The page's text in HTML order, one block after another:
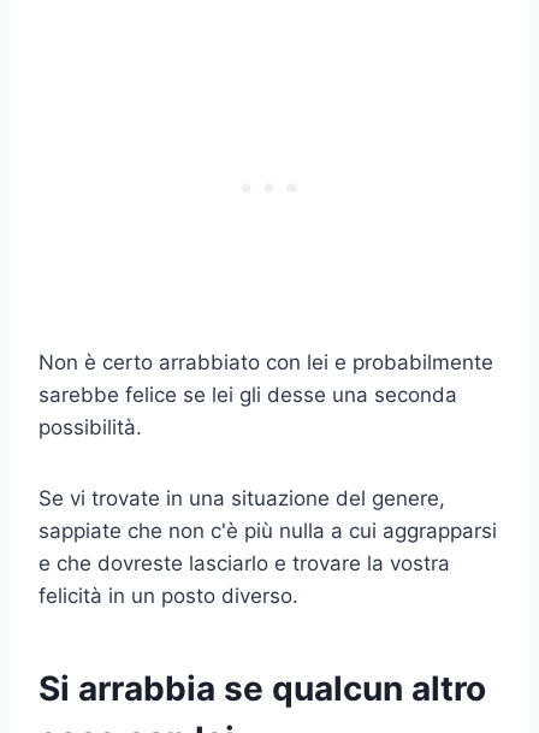
Non è certo arrabbiato con lei e probabilmente
sarebbe felice se lei gli desse una seconda
possibilità.
Se vi trovate in una situazione del genere,
sappiate che non c'è più nulla a cui aggrapparsi
e che dovreste lasciarlo e trovare la vostra
felicità in un posto diverso.
Si arrabbia se qualcun altro